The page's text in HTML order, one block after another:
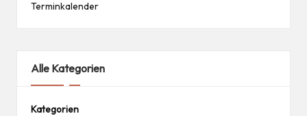
Terminkalender
Alle Kategorien
Kategorien